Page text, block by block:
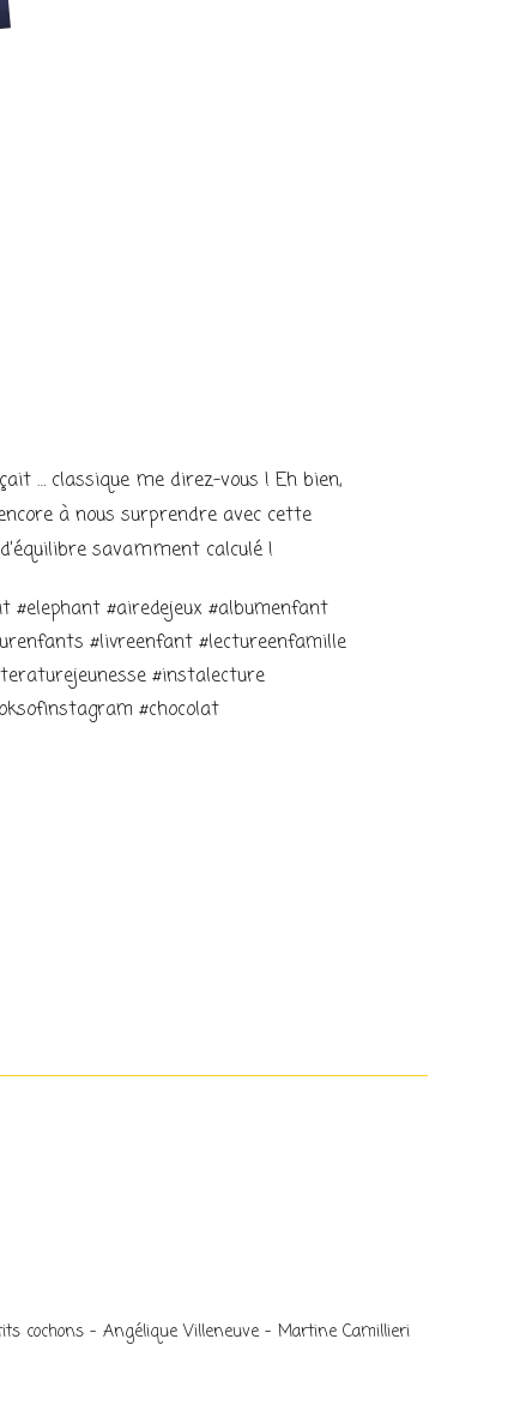
… classique me direz-vous ! Eh bien,
à nous surprendre avec cette
savamment calculé !
#elephant #airedejeux #albumenfant
#livreenfant #lectureenfamille
#instalecture
#chocolat
cochons – Angélique Villeneuve – Martine Camillieri